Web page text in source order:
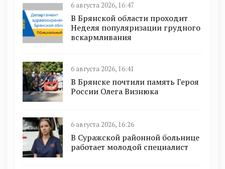
6 августа 2026, 16:47
В Брянской области проходит
Неделя популяризации грудного
вскармливания
6 августа 2026, 16:41
В Брянске почтили память Героя
России Олега Визнюка
6 августа 2026, 16:26
В Суражской районной больнице
работает молодой специалист